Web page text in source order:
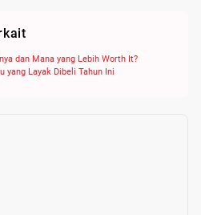
dan Mana yang Lebih Worth It?
yang Layak Dibeli Tahun Ini